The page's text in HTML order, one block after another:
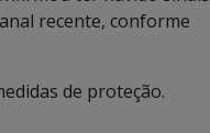
recente, conforme
de proteção.